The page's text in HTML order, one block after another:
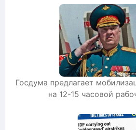
Госдума предлагает
на 12-15 часовой